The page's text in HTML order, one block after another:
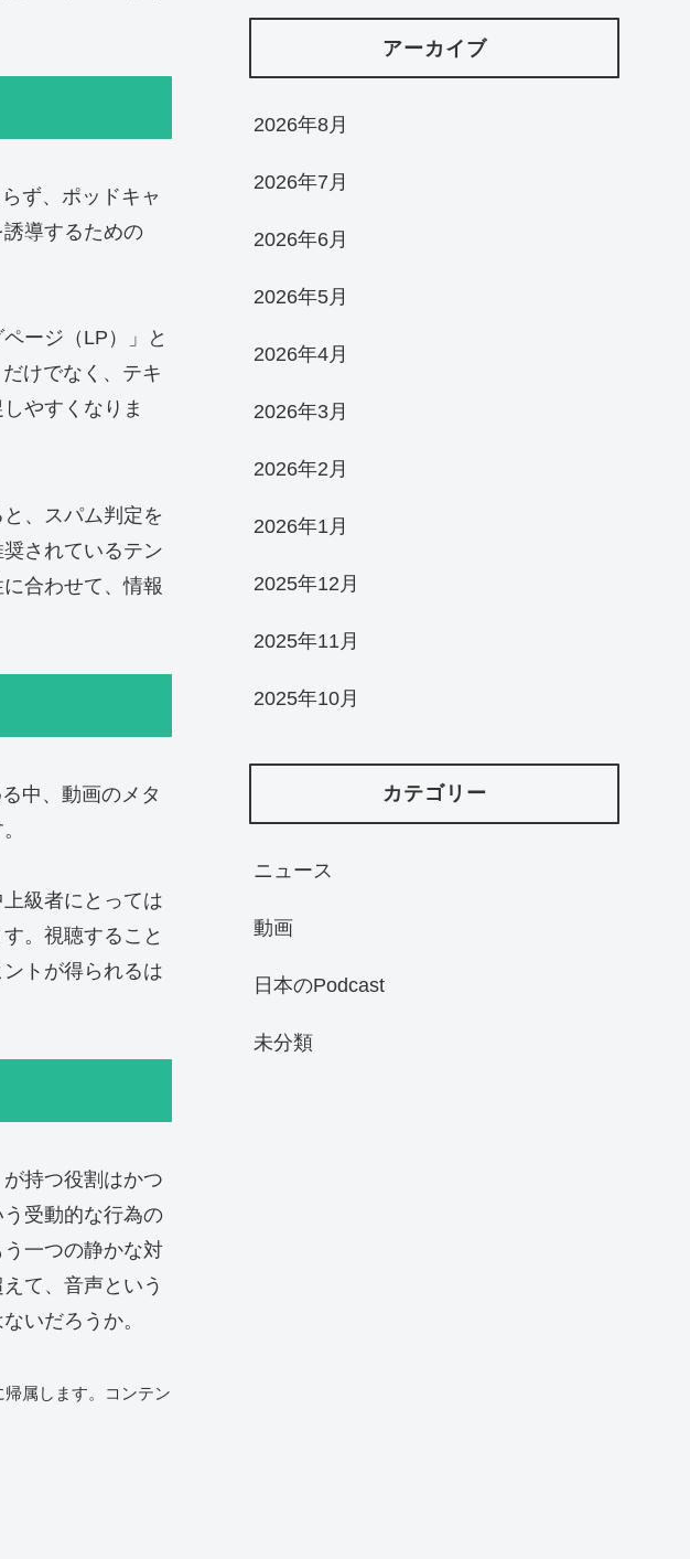
ず、ポッドキャ
導するための
ージ（LP）」と
けでなく、テキ
やすくなりま
、スパム判定を
されているテン
合わせて、情報
中、動画のメタ
級者にとっては
。視聴すること
トが得られるは
持つ役割はかつ
受動的な行為の
一つの静かな対
て、音声という
いだろうか。
属します。コンテン
アーカイブ
2026年8月
2026年7月
2026年6月
2026年5月
2026年4月
2026年3月
2026年2月
2026年1月
2025年12月
2025年11月
2025年10月
カテゴリー
ニュース
動画
日本のPodcast
未分類